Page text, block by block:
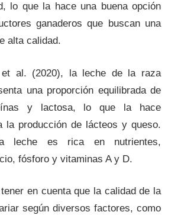
lo que la hace una buena opción
ganaderos que buscan una
alta calidad.
et al. (2020), la leche de la raza
una proporción equilibrada de
y lactosa, lo que la hace
la producción de lácteos y queso.
leche es rica en nutrientes,
fósforo y vitaminas A y D.
en cuenta que la calidad de la
según diversos factores, como